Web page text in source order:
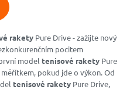
rakety Pure Drive - zažijte nový
pocitem
modeltenisové rakety Pure
pokud jde o výkon. Od
tenisové rakety Pure Drive,